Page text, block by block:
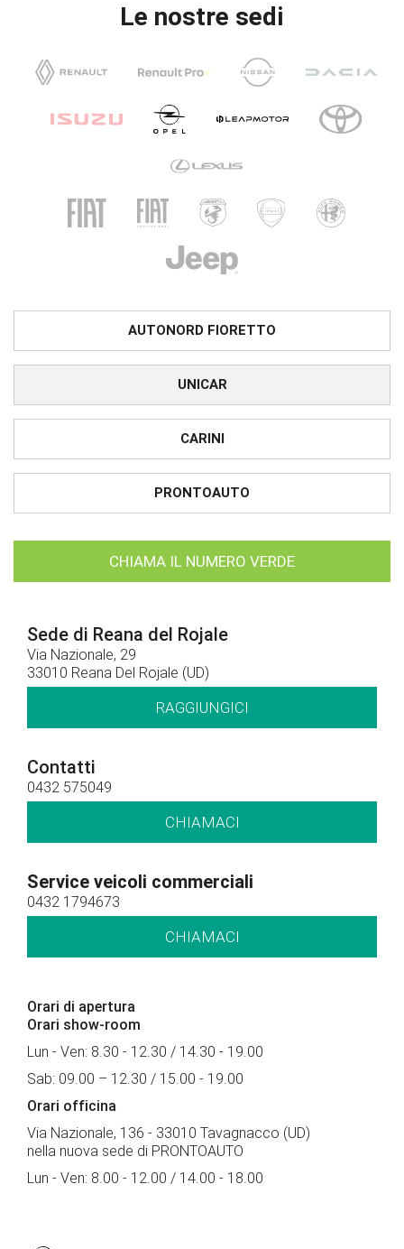
Le nostre sedi
AUTONORD FIORETTO
UNICAR
CARINI
PRONTOAUTO
CHIAMA IL NUMERO VERDE
Sede di Reana del Rojale
Via Nazionale, 29
33010 Reana Del Rojale (UD)
RAGGIUNGICI
Contatti
0432 575049
CHIAMACI
Service veicoli commerciali
0432 1794673
CHIAMACI
Orari di apertura
Orari show-room
Lun - Ven: 8.30 - 12.30 / 14.30 - 19.00
Sab: 09.00 – 12.30 / 15.00 - 19.00
Orari officina
Via Nazionale, 136 - 33010 Tavagnacco (UD)
nella nuova sede di PRONTOAUTO
Lun - Ven: 8.00 - 12.00 / 14.00 - 18.00